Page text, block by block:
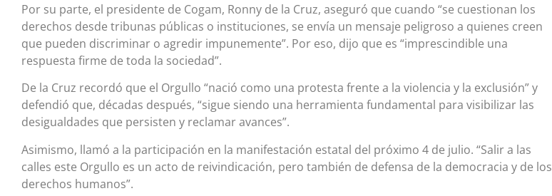
Por su parte, el presidente de Cogam, Ronny de la Cruz, aseguró que cuando “se cuestionan los
derechos desde tribunas públicas o instituciones, se envía un mensaje peligroso a quienes creen
que pueden discriminar o agredir impunemente”. Por eso, dijo que es “imprescindible una
respuesta firme de toda la sociedad”.
De la Cruz recordó que el Orgullo “nació como una protesta frente a la violencia y la exclusión” y
defendió que, décadas después, “sigue siendo una herramienta fundamental para visibilizar las
desigualdades que persisten y reclamar avances”.
Asimismo, llamó a la participación en la manifestación estatal del próximo 4 de julio. “Salir a las
calles este Orgullo es un acto de reivindicación, pero también de defensa de la democracia y de los
derechos humanos”.